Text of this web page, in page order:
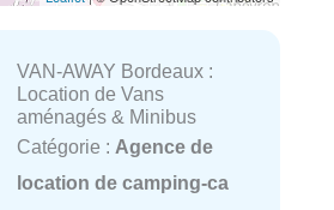
VAN-AWAY Bordeaux :
Location de Vans
aménagés & Minibus
Catégorie : Agence de
location de camping-ca